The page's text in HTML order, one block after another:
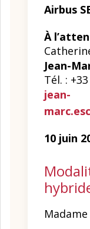
Airbus
À
Jean-
Tél. :
jean-
10 juin